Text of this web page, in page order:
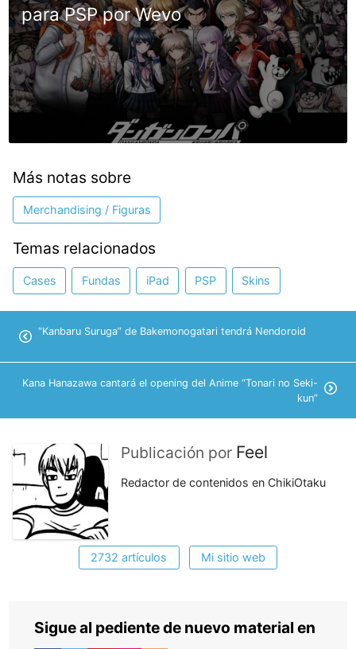
para PSP por Wevo
Más notas sobre
Merchandising / Figuras
Temas relacionados
Cases Fundas iPad PSP Skins
“Kanbaru Suruga” de Bakemonogatari tendrá Nendoroid
Kana Hanazawa cantará el opening del Anime “Tonari no Seki-
kun”
Publicación por Feel
Redactor de contenidos en ChikiOtaku
2732 artículos Mi sitio web
Sigue al pediente de nuevo material en